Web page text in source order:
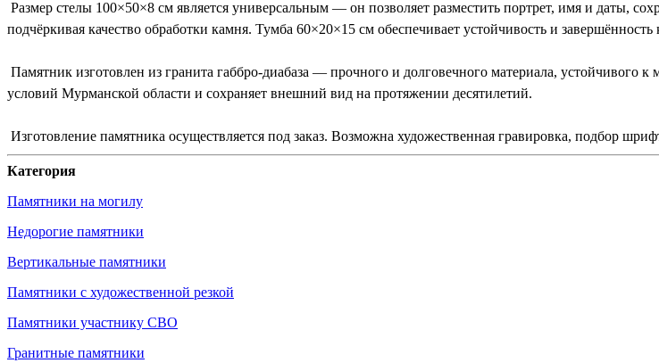
Размер стелы 100×50×8 см является универсальным — он позволяет разместить портрет, имя и даты,
подчёркивая качество обработки камня. Тумба 60×20×15 см обеспечивает устойчивость и
Памятник изготовлен из гранита габбро-диабаза — прочного и долговечного материала, устойчивого
условий Мурманской области и сохраняет внешний вид на протяжении десятилетий.
Изготовление памятника осуществляется под заказ. Возможна художественная гравировка, подбор
Категория
Памятники на могилу
Недорогие памятники
Вертикальные памятники
Памятники с художественной резкой
Памятники участнику СВО
Гранитные памятники